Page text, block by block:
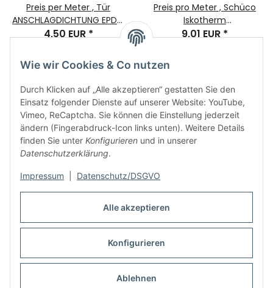
Alle akzeptieren
Konfigurieren
Ablehnen
Wie wir Cookies & Co nutzen
Durch Klicken auf „Alle akzeptieren“ gestatten Sie den
Einsatz folgender Dienste auf unserer Website: YouTube,
Vimeo, ReCaptcha. Sie können die Einstellung jederzeit
ändern (Fingerabdruck-Icon links unten). Weitere Details
finden Sie unter Konfigurieren und in unserer
Datenschutzerklärung.
Impressum Datenschutz/DSGVO
Preis per Meter , Tür
ANSCHLAGDICHTUNG EPDM
schwarz
4,50 EUR*
Preis pro Meter , Schüco
Iskotherm
Türabschlussprofil aus
9,01 EUR*
Informationen
Rechtliches
Vertrag widerrufen
* Alle Preise inkl. gesetzlicher USt., zzgl.Versand